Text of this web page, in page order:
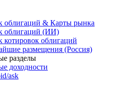
облигаций & Карты рынка
облигаций (ИИ)
котировок облигаций
размещения (Россия)
разделы
доходности
ask